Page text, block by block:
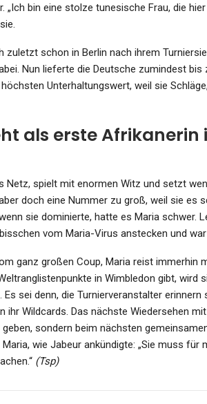
„Ich bin eine stolze tunesische Frau, die
zuletzt schon in Berlin nach ihrem
Nun lieferte die Deutsche zumindest
Unterhaltungswert, weil sie
als erste
Netz, spielt mit enormen Witz und setzt
doch eine Nummer zu groß, weil sie es
sie dominierte, hatte es Maria schwer.
vom Maria-Virus anstecken und
ganz großen Coup, Maria reist immerhin
in Wimbledon gibt, wird
sei denn, die Turnierveranstalter
ihr Wildcards. Das nächste Wiedersehen
sondern beim nächsten
wie Jabeur ankündigte: „Sie muss für
(Tsp)